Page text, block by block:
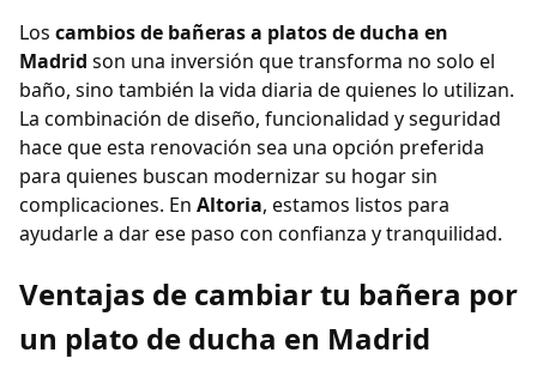
Los cambios de bañeras a platos de ducha en
Madrid son una inversión que transforma no solo el
baño, sino también la vida diaria de quienes lo utilizan.
La combinación de diseño, funcionalidad y seguridad
hace que esta renovación sea una opción preferida
para quienes buscan modernizar su hogar sin
complicaciones. En Altoria, estamos listos para
ayudarle a dar ese paso con confianza y tranquilidad.
Ventajas de cambiar tu bañera por
un plato de ducha en Madrid